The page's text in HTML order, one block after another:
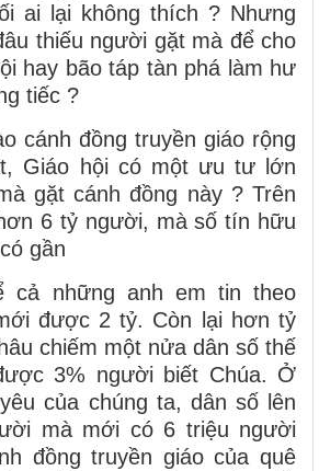
ai lại không thích ? Nhưng
thiếu người gặt mà để cho
hay bão táp tàn phá làm hư
tiếc ?
đồng truyền giáo rộng
Giáo hội có một ưu tư lớn
gặt cánh đồng này ? Trên
6 tỷ người, mà số tín hữu
gần
cả những anh em tin theo
được 2 tỷ. Còn lại hơn tỷ
chiếm một nửa dân số thế
3% người biết Chúa. Ở
của chúng ta, dân số lên
mà mới có 6 triệu người
đồng truyền giáo của quê